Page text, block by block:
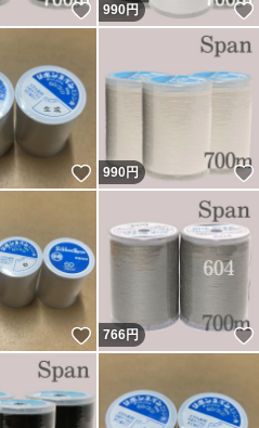
いいね！
990円
いいね！
990円
いいね！
766円